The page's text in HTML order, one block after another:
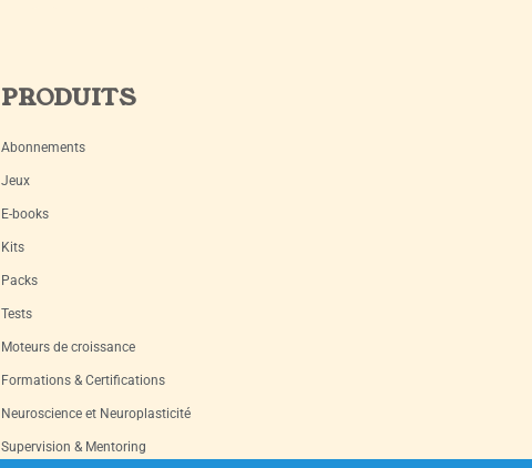
PRODUITS
Abonnements
Jeux
E-books
Kits
Packs
Tests
Moteurs de croissance
Formations & Certifications
Neuroscience et Neuroplasticité
Supervision & Mentoring